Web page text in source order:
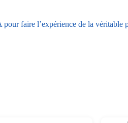
faire l’expérience de la véritable